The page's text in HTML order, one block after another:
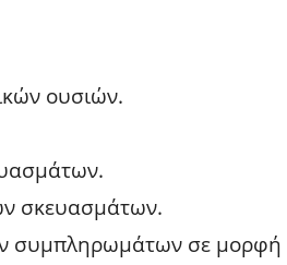
ουσιών.
σκευασμάτων.
συμπληρωμάτων σε μορφή